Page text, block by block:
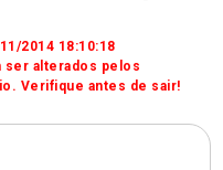
2014 18:10:18
ser alterados pelos
Verifique antes de sair!